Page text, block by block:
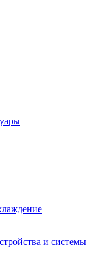
и системы